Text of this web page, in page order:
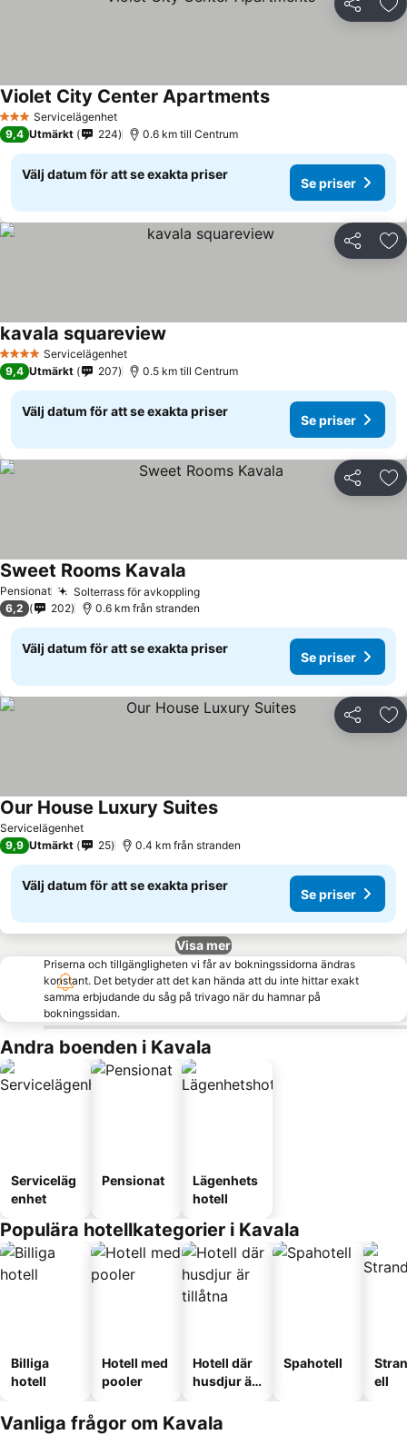
Dela
3 StjärnorServicelägenhet
Violet City Center Apartments
9,4 Utmärkt 224 0.6 km till Centrum
Välj datum för att se exakta priser
Se priser
Dela
4 StjärnorServicelägenhet
kavala squareview
9,4 Utmärkt 207 0.5 km till Centrum
Välj datum för att se exakta priser
Se priser
Dela
Pensionat Solterrass för avkoppling
Sweet Rooms Kavala
6,2 202 0.6 km från stranden
Välj datum för att se exakta priser
Se priser
Dela
Servicelägenhet
Our House Luxury Suites
9,9 Utmärkt 25 0.4 km från stranden
Välj datum för att se exakta priser
Se priser
Visa mer
Priserna och tillgängligheten vi får av bokningssidorna ändras
konstant. Det betyder att det kan hända att du inte hittar exakt
samma erbjudande du såg på trivago när du hamnar på
bokningssidan.
Andra boenden i Kavala
Serviceläg
enhet
Pensionat
Lägenhets
hotell
Populära hotellkategorier i Kavala
Billiga
hotell
Hotell med
pooler
Hotell där
husdjur är
Spahotell
ell
Vanliga frågor om Kavala